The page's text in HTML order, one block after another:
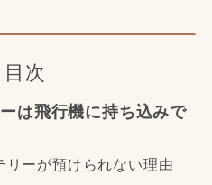
目次
は飛行機に持ち込みで
リーが預けられない理由